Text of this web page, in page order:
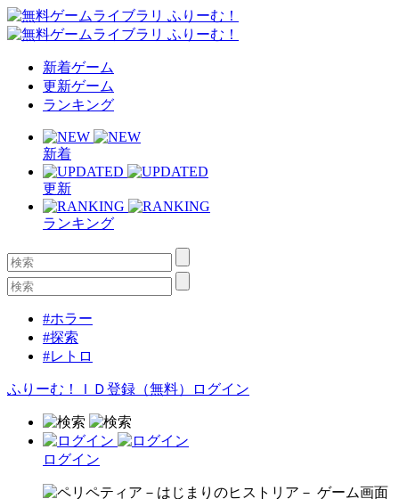
新着ゲーム
更新ゲーム
ランキング
新着
更新
ランキング
#ホラー
#探索
#レトロ
ふりーむ！ＩＤ登録（無料） ログイン
ログイン